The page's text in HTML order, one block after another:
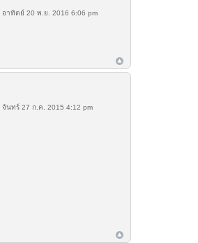
อาทิตย์ 20 พ.ย. 2016 6:06 pm
จันทร์ 27 ก.ค. 2015 4:12 pm